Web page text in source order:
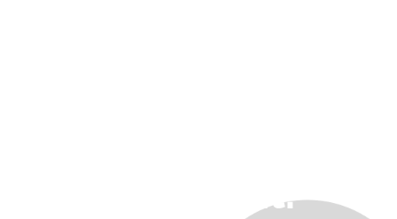
Durchlaufzeit.